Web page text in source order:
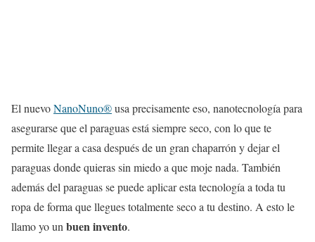
El nuevoNanoNuno®usa precisamente eso, nanotecnología para
asegurarse que el paraguas está siempre seco, con lo que te
permite llegar a casa después de un gran chaparrón y dejar el
paraguas donde quieras sin miedo a que moje nada. También
además del paraguas se puede aplicar esta tecnología a toda tu
ropa de forma que llegues totalmente seco a tu destino. A esto le
llamo yo unbuen invento.